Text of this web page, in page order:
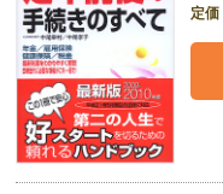
定価